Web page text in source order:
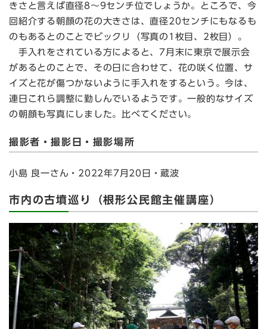
きさと言えば直径8～9センチ位でしょうか。ところで、今
回紹介する朝顔の花の大きさは、直径20センチにもなるも
のもあるとのことでビックリ（写真の1枚目、2枚目）。
手入れをされている方によると、7月末に東京で展示会
があるとのことで、その日に合わせて、花の咲く位置、サ
イズと花が傷つかないように手入れをするという。今は、
連日これら調整に勤しんでいるようです。一般的なサイズ
の朝顔も写真にしました。比べてください。
撮影者・撮影日・撮影場所
小島 良一さん・2022年7月20日・蔵波
市内の古墳巡り（根形公民館主催講座）